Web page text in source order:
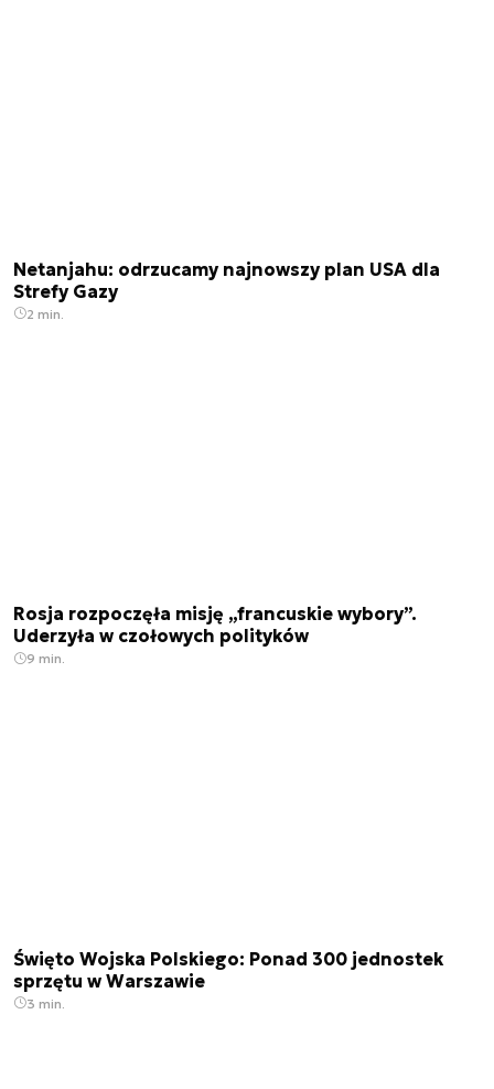
Netanjahu: odrzucamy najnowszy plan USA dla
Strefy Gazy
2 min.
Rosja rozpoczęła misję „francuskie wybory”.
Uderzyła w czołowych polityków
9 min.
Święto Wojska Polskiego: Ponad 300 jednostek
sprzętu w Warszawie
3 min.